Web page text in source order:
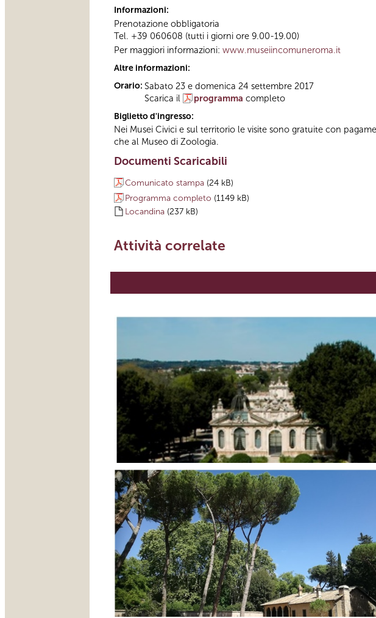
Informazioni:
Prenotazione obbligatoria
Tel. +39 060608 (tutti i giorni ore 9.00-19.00)
Per maggiori informazioni: www.museiincomuneroma.it
Altre informazioni:
Orario: Sabato 23 e domenica 24 settembre 2017
Scarica il
programma completo
Biglietto d'ingresso:
Nei Musei Civici e sul territorio le visite sono gratuite con
che al Museo di Zoologia.
Documenti Scaricabili
Comunicato stampa (24 kB)
Programma completo (1149 kB)
Locandina (237 kB)
Attività correlate